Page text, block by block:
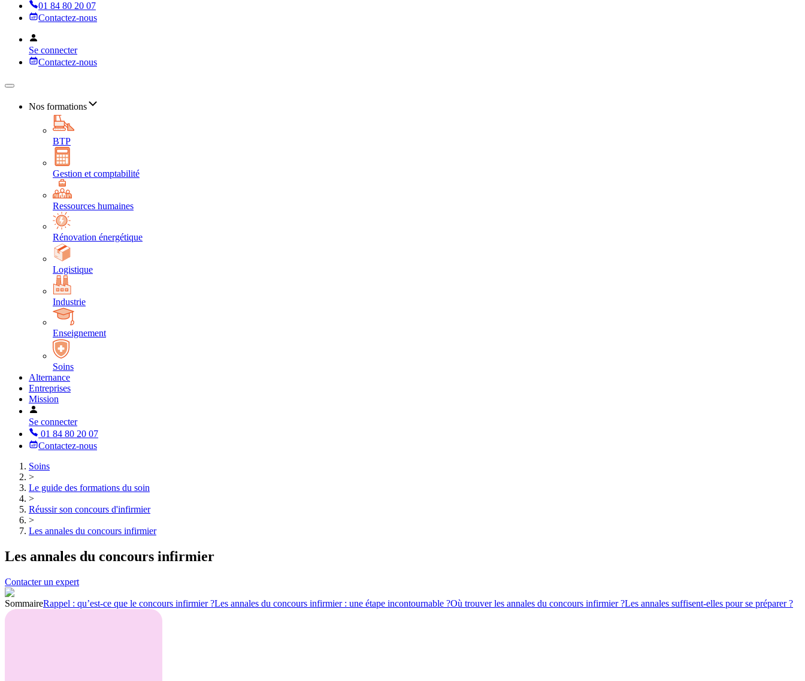
01 84 80 20 07
Contactez-nous
Se connecter
Contactez-nous
Nos formations
BTP
Gestion et comptabilité
Ressources humaines
Rénovation énergétique
Logistique
Industrie
Enseignement
Soins
Alternance
Entreprises
Mission
Se connecter
01 84 80 20 07
Contactez-nous
Soins
>
Le guide des formations du soin
>
Réussir son concours d'infirmier
>
Les annales du concours infirmier
Les annales du concours infirmier
Contacter un expert
SommaireRappel : qu’est-ce que le concours infirmier ?Les annales du concours infirmier : une étape incontournable ?Où trouver les annales du concours infirmier ?Les annales suffisent-elles pour se préparer ?